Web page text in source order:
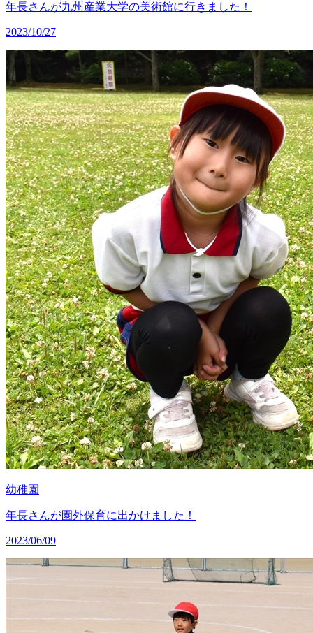
年長さんが九州産業大学の美術館に行きました！
2023/10/27
幼稚園
年長さんが園外保育に出かけました！
2023/06/09